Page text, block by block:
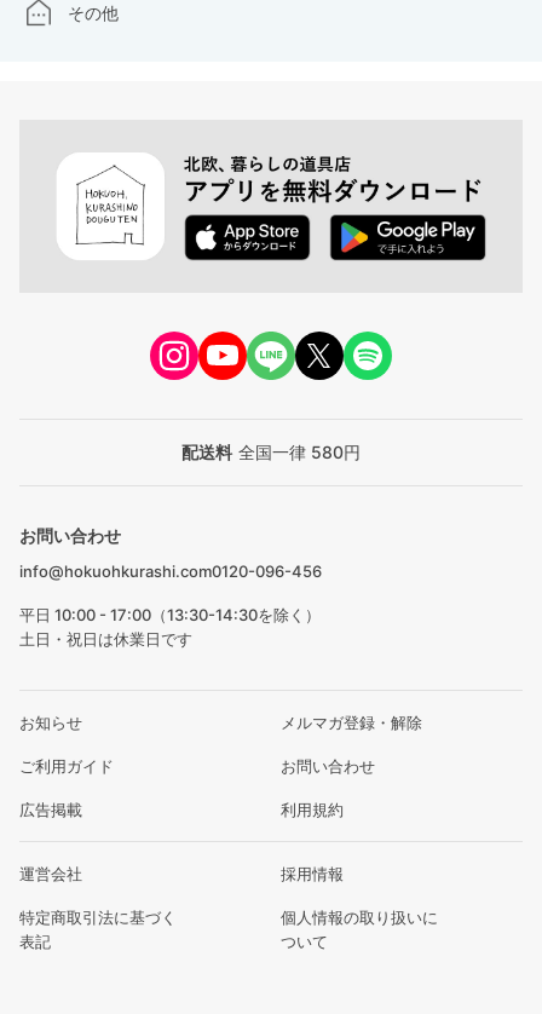
その他
配送料 全国一律 580円
お問い合わせ
info@hokuohkurashi.com0120-096-456
平日 10:00 - 17:00（13:30-14:30を除く）
土日・祝日は休業日です
お知らせ メルマガ登録・解除
ご利用ガイド お問い合わせ
広告掲載 利用規約
運営会社 採用情報
特定商取引法に基づく
表記
個人情報の取り扱いに
ついて